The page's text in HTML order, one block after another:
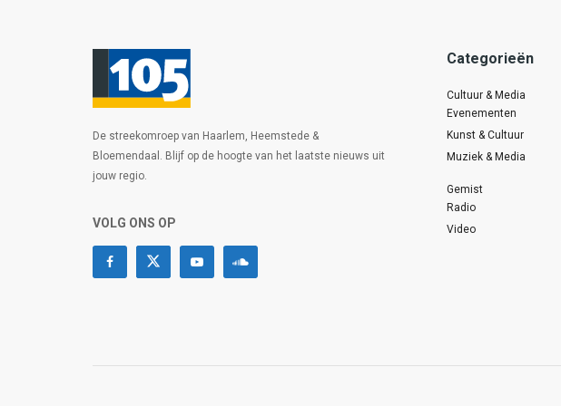
De streekomroep van Haarlem, Heemstede &
Bloemendaal. Blijf op de hoogte van het laatste nieuws uit
jouw regio.
VOLG ONS OP
Categorieën
Cultuur & Media
Evenementen
Kunst & Cultuur
Muziek & Media
Gemist
Radio
Video